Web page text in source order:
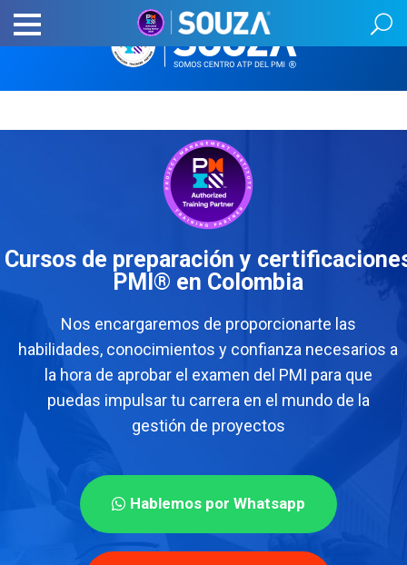
Cursos de preparación y
PMI® en Colombia
Nos encargaremos de proporcionarte las
habilidades, conocimientos y confianza necesarios a
la hora de aprobar el examen del PMI para que
puedas impulsar tu carrera en el mundo de la
gestión de proyectos
Hablemos por Whatsapp